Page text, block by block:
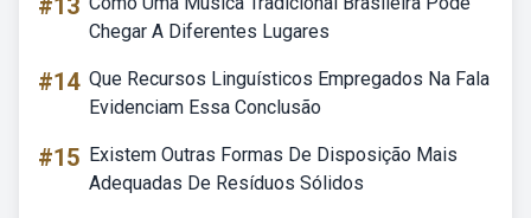
#13
Chegar A Diferentes Lugares
#14 Que Recursos Linguísticos Empregados Na Fala
Evidenciam Essa Conclusão
#15 Existem Outras Formas De Disposição Mais
Adequadas De Resíduos Sólidos